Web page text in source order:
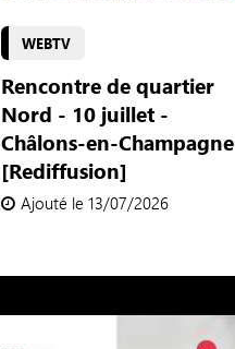
WEBTV
Rencontre de quartier
Nord - 10 juillet -
Châlons-en-Champagne
[Rediffusion]
Ajouté le 13/07/2026